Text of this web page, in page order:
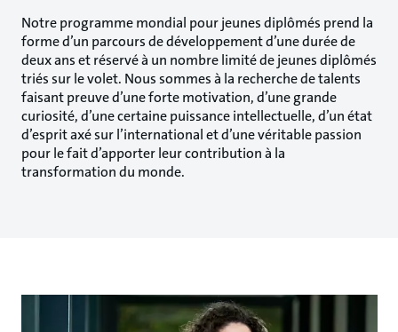
Notre programme mondial pour jeunes diplômés prend la
forme d’un parcours de développement d’une durée de
deux ans et réservé à un nombre limité de jeunes diplômés
triés sur le volet. Nous sommes à la recherche de talents
faisant preuve d’une forte motivation, d’une grande
curiosité, d’une certaine puissance intellectuelle, d’un état
d’esprit axé sur l’international et d’une véritable passion
pour le fait d’apporter leur contribution à la
transformation du monde.